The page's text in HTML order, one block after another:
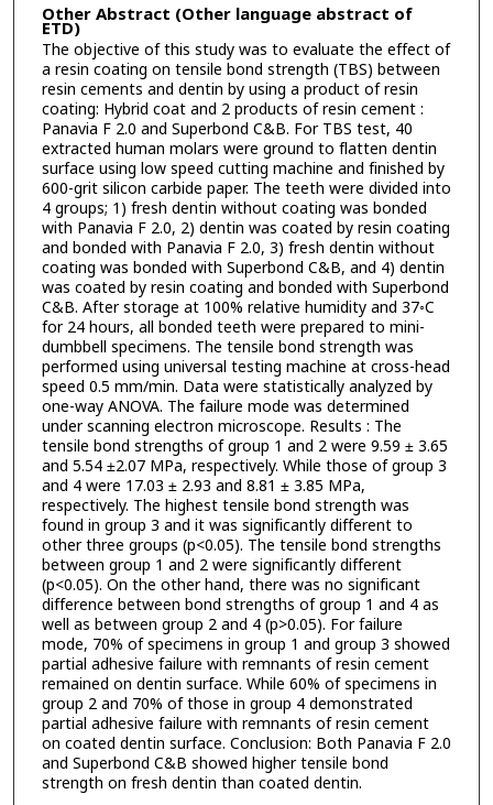
Other Abstract (Other language abstract of
ETD)
The objective of this study was to evaluate the effect of
a resin coating on tensile bond strength (TBS) between
resin cements and dentin by using a product of resin
coating: Hybrid coat and 2 products of resin cement :
Panavia F 2.0 and Superbond C&B. For TBS test, 40
extracted human molars were ground to flatten dentin
surface using low speed cutting machine and finished by
600-grit silicon carbide paper. The teeth were divided into
4 groups; 1) fresh dentin without coating was bonded
with Panavia F 2.0, 2) dentin was coated by resin coating
and bonded with Panavia F 2.0, 3) fresh dentin without
coating was bonded with Superbond C&B, and 4) dentin
was coated by resin coating and bonded with Superbond
C&B. After storage at 100% relative humidity and 37◦C
for 24 hours, all bonded teeth were prepared to mini-
dumbbell specimens. The tensile bond strength was
performed using universal testing machine at cross-head
speed 0.5 mm/min. Data were statistically analyzed by
one-way ANOVA. The failure mode was determined
under scanning electron microscope. Results : The
tensile bond strengths of group 1 and 2 were 9.59 ± 3.65
and 5.54 ±2.07 MPa, respectively. While those of group 3
and 4 were 17.03 ± 2.93 and 8.81 ± 3.85 MPa,
respectively. The highest tensile bond strength was
found in group 3 and it was significantly different to
other three groups (p<0.05). The tensile bond strengths
between group 1 and 2 were significantly different
(p<0.05). On the other hand, there was no significant
difference between bond strengths of group 1 and 4 as
well as between group 2 and 4 (p>0.05). For failure
mode, 70% of specimens in group 1 and group 3 showed
partial adhesive failure with remnants of resin cement
remained on dentin surface. While 60% of specimens in
group 2 and 70% of those in group 4 demonstrated
partial adhesive failure with remnants of resin cement
on coated dentin surface. Conclusion: Both Panavia F 2.0
and Superbond C&B showed higher tensile bond
strength on fresh dentin than coated dentin.